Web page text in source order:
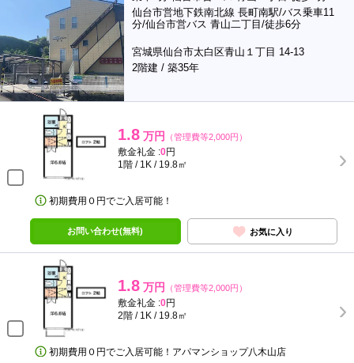
仙台市営地下鉄南北線 長町南駅/バス乗車11
分/仙台市営バス 青山二丁目/徒歩6分
宮城県仙台市太白区青山１丁目 14-13
2階建 / 築35年
1.8 万円 （管理費等2,000円）
敷金礼金 :0円
1階 / 1K / 19.8㎡
初期費用０円でご入居可能！
お問い合わせ(無料) お気に入り
1.8 万円 （管理費等2,000円）
敷金礼金 :0円
2階 / 1K / 19.8㎡
初期費用０円でご入居可能！アパマンショップ八木山店